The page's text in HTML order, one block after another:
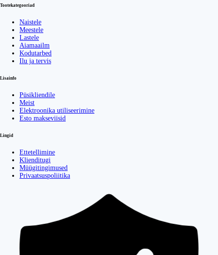
Tootekategooriad
Naistele
Meestele
Lastele
Aiamaailm
Kodutarbed
Ilu ja tervis
Lisainfo
Püsikliendile
Meist
Elektroonika utiliseerimine
Esto makseviisid
Lingid
Ettetellimine
Klienditugi
Müügitingimused
Privaatsuspoliitika